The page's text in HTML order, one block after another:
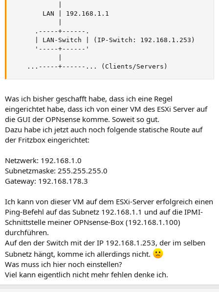
        LAN | 192.168.1.1
      .-----+------.
      | LAN-Switch | (IP-Switch: 192.168.1.253)
      '-----+------'
    ...-----+------... (Clients/Servers)
Was ich bisher geschafft habe, dass ich eine Regel
eingerichtet habe, dass ich von einer VM des ESXi Server auf
die GUI der OPNsense komme. Soweit so gut.
Dazu habe ich jetzt auch noch folgende statische Route auf
der Fritzbox eingerichtet:
Netzwerk: 192.168.1.0
Subnetzmaske: 255.255.255.0
Gateway: 192.168.178.3
Ich kann von dieser VM auf dem ESXi-Server erfolgreich einen
Ping-Befehl auf das Subnetz 192.168.1.1 und auf die IPMI-
Schnittstelle meiner OPNsense-Box (192.168.1.100)
durchführen.
Auf den der Switch mit der IP 192.168.1.253, der im selben
Subnetz hängt, komme ich allerdings nicht.
Was muss ich hier noch einstellen?
Viel kann eigentlich nicht mehr fehlen denke ich.